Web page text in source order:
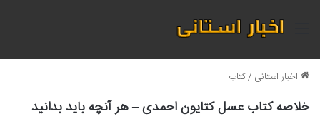
منو
اخبار استانی /کتاب
خلاصه کتاب عسل کتایون احمدی – هر آنچه باید بدانید